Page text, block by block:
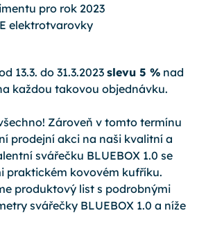
pro rok 2023
elektrotvarovky
13.3. do 31.3.2023 slevu 5 % nad
každou takovou objednávku.
Zároveň v tomto termínu
prodejní akci na naši kvalitní a
svářečku BLUEBOX 1.0 se
praktickém kovovém kufříku.
produktový list s podrobnými
svářečky BLUEBOX 1.0 a níže